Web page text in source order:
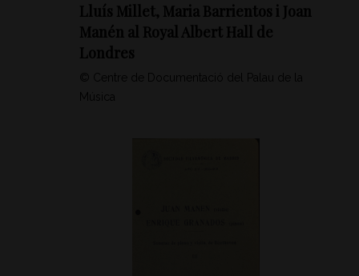
Lluís Millet, Maria Barrientos i Joan
Manén al Royal Albert Hall de
Londres
© Centre de Documentació del Palau de la
Música